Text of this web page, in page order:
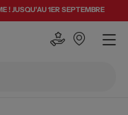
! JUSQU'AU 1ER SEPTEMBRE